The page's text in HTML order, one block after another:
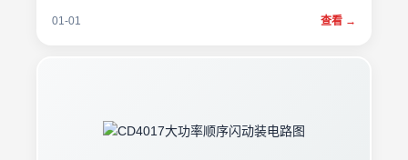
01-01 查看 →